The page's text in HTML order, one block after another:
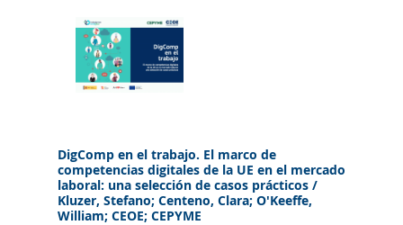
DigComp en el trabajo. El marco de
competencias digitales de la UE en el mercado
laboral: una selección de casos prácticos/
Kluzer, Stefano; Centeno, Clara; O'Keeffe,
William; CEOE; CEPYME